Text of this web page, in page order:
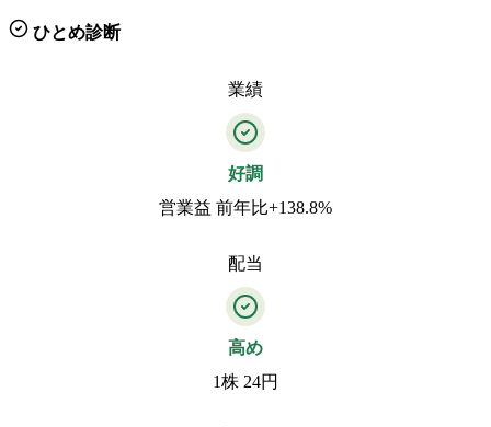
ひとめ診断
業績
好調
営業益 前年比+138.8%
配当
高め
1株 24円